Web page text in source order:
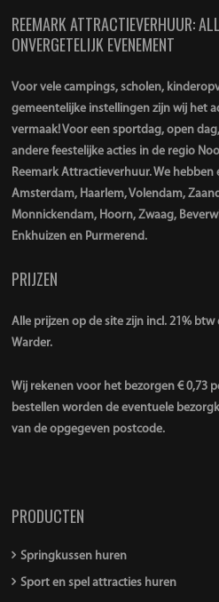
REEMARK ATTRACTIEVERHUUR:
ONVERGETELIJK EVENEMENT
Voor vele campings, scholen,
gemeentelijke instellingen zijn wij het
vermaak! Voor een sportdag, open
andere feestelijke acties in de regio
Reemark Attractieverhuur. We
Amsterdam, Haarlem, Volendam,
Monnickendam, Hoorn, Zwaag,
Enkhuizen en Purmerend.
PRIJZEN
Alle prijzen op de site zijn incl. 21%
Warder.
Wij rekenen voor het bezorgen € 0,73
bestellen worden de eventuele
van de opgegeven postcode.
PRODUCTEN
Springkussen huren
Sport en spel attracties huren